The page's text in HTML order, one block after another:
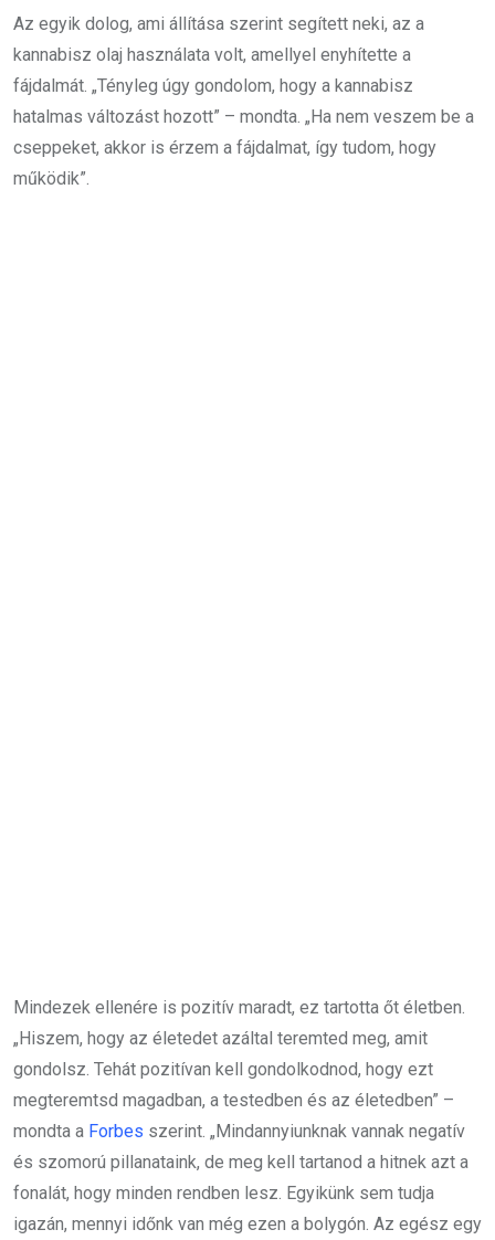
Az egyik dolog, ami állítása szerint segített neki, az a
kannabisz olaj használata volt, amellyel enyhítette a
fájdalmát. „Tényleg úgy gondolom, hogy a kannabisz
hatalmas változást hozott” – mondta. „Ha nem veszem be a
cseppeket, akkor is érzem a fájdalmat, így tudom, hogy
működik”.
Mindezek ellenére is pozitív maradt, ez tartotta őt életben.
„Hiszem, hogy az életedet azáltal teremted meg, amit
gondolsz. Tehát pozitívan kell gondolkodnod, hogy ezt
megteremtsd magadban, a testedben és az életedben” –
mondta a Forbes szerint. „Mindannyiunknak vannak negatív
és szomorú pillanataink, de meg kell tartanod a hitnek azt a
fonalát, hogy minden rendben lesz. Egyikünk sem tudja
igazán, mennyi időnk van még ezen a bolygón. Az egész egy